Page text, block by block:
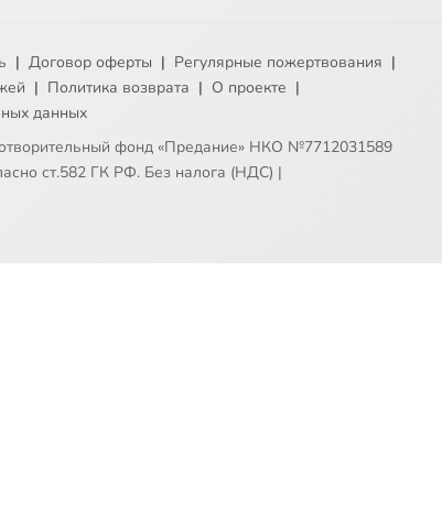
| Договор оферты | Регулярные пожертвования |
| Политика возврата | О проекте |
данных
фонд «Предание» НКО №7712031589
ст.582 ГК РФ. Без налога (НДС) |